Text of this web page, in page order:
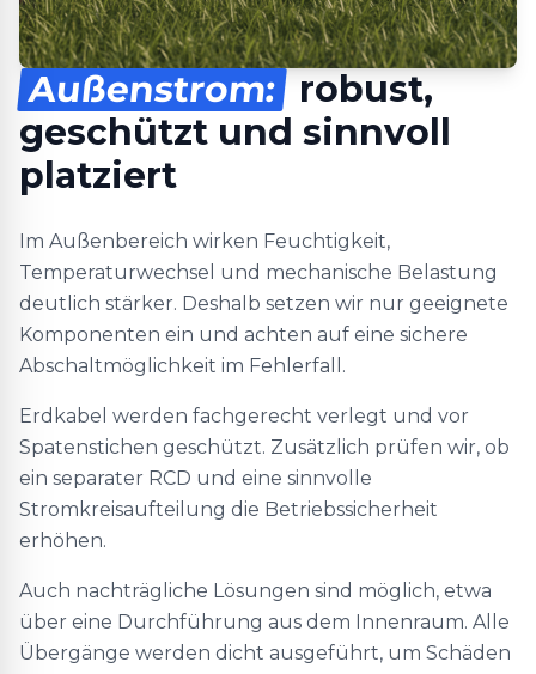
Außenstrom: robust,
geschützt und sinnvoll
platziert
Im Außenbereich wirken Feuchtigkeit,
Temperaturwechsel und mechanische Belastung
deutlich stärker. Deshalb setzen wir nur geeignete
Komponenten ein und achten auf eine sichere
Abschaltmöglichkeit im Fehlerfall.
Erdkabel werden fachgerecht verlegt und vor
Spatenstichen geschützt. Zusätzlich prüfen wir, ob
ein separater RCD und eine sinnvolle
Stromkreisaufteilung die Betriebssicherheit
erhöhen.
Auch nachträgliche Lösungen sind möglich, etwa
über eine Durchführung aus dem Innenraum. Alle
Übergänge werden dicht ausgeführt, um Schäden